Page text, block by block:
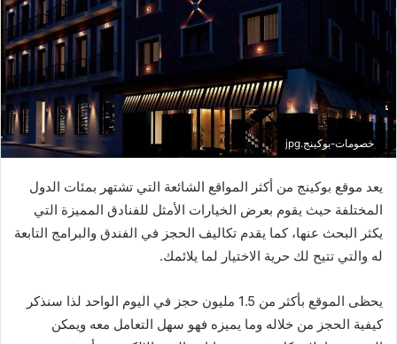
خصومات-بوكينج.jpg
يعد موقع بوكينج من أكثر المواقع الشائعة التي تشتهر بمئات الدول
المختلفة حيث يقوم بعرض الخيارات الأمثل للفنادق المميزة التي
يكثر البحث عنها، كما يقدم تكاليف الحجز في الفندق والبرامج التابعة
له والتي تتيح لك حرية الاختيار لما يلائمك.
يحظى الموقع بأكثر من 1.5 مليون حجز في اليوم الواحد لذا سنذكر
كيفية الحجز من خلاله وما يميزه فهو سهل التعامل معه ويمكن